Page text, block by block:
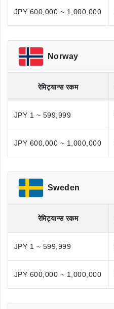
JPY 600,000 ~ 1,000,000
Norway
रेमिट्यान्स रकम
JPY 1 ~ 599,999
JPY 600,000 ~ 1,000,000
Sweden
रेमिट्यान्स रकम
JPY 1 ~ 599,999
JPY 600,000 ~ 1,000,000